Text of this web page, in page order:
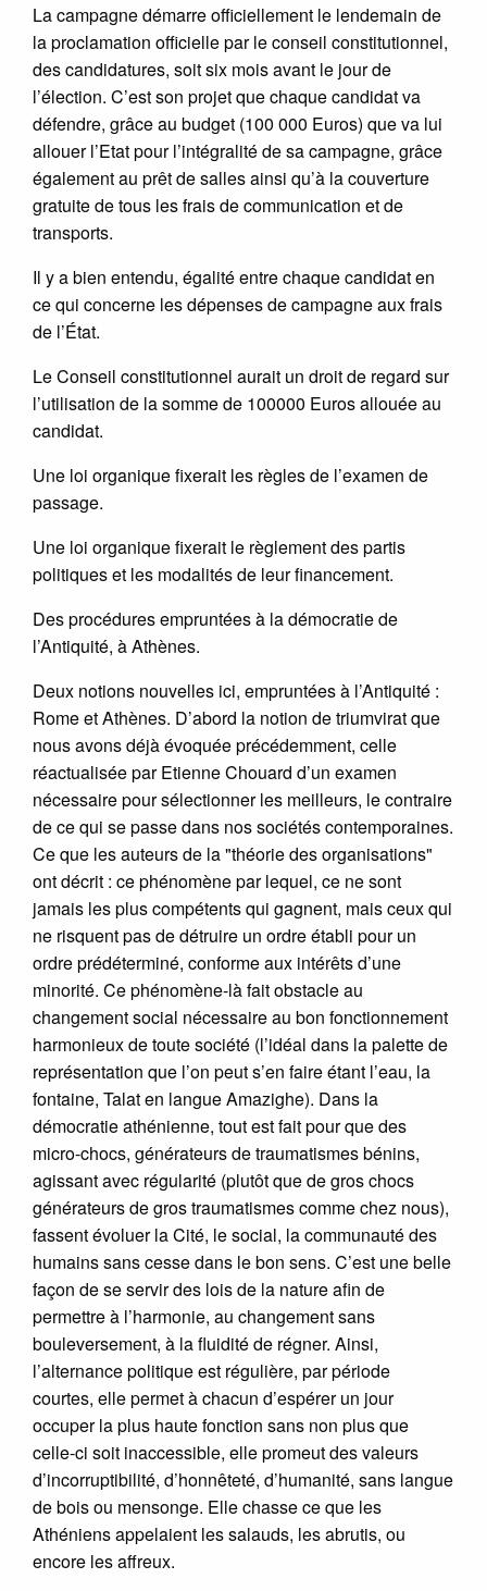
La campagne démarre officiellement le lendemain de
la proclamation officielle par le conseil constitutionnel,
des candidatures, soit six mois avant le jour de
l’élection. C’est son projet que chaque candidat va
défendre, grâce au budget (100 000 Euros) que va lui
allouer l’Etat pour l’intégralité de sa campagne, grâce
également au prêt de salles ainsi qu’à la couverture
gratuite de tous les frais de communication et de
transports.
Il y a bien entendu, égalité entre chaque candidat en
ce qui concerne les dépenses de campagne aux frais
de l’État.
Le Conseil constitutionnel aurait un droit de regard sur
l’utilisation de la somme de 100000 Euros allouée au
candidat.
Une loi organique fixerait les règles de l’examen de
passage.
Une loi organique fixerait le règlement des partis
politiques et les modalités de leur financement.
Des procédures empruntées à la démocratie de
l’Antiquité, à Athènes.
Deux notions nouvelles ici, empruntées à l’Antiquité :
Rome et Athènes. D’abord la notion de triumvirat que
nous avons déjà évoquée précédemment, celle
réactualisée par Etienne Chouard d’un examen
nécessaire pour sélectionner les meilleurs, le contraire
de ce qui se passe dans nos sociétés contemporaines.
Ce que les auteurs de la "théorie des organisations"
ont décrit : ce phénomène par lequel, ce ne sont
jamais les plus compétents qui gagnent, mais ceux qui
ne risquent pas de détruire un ordre établi pour un
ordre prédéterminé, conforme aux intérêts d’une
minorité. Ce phénomène-là fait obstacle au
changement social nécessaire au bon fonctionnement
harmonieux de toute société (l’idéal dans la palette de
représentation que l’on peut s’en faire étant l’eau, la
fontaine, Talat en langue Amazighe). Dans la
démocratie athénienne, tout est fait pour que des
micro-chocs, générateurs de traumatismes bénins,
agissant avec régularité (plutôt que de gros chocs
générateurs de gros traumatismes comme chez nous),
fassent évoluer la Cité, le social, la communauté des
humains sans cesse dans le bon sens. C’est une belle
façon de se servir des lois de la nature afin de
permettre à l’harmonie, au changement sans
bouleversement, à la fluidité de régner. Ainsi,
l’alternance politique est régulière, par période
courtes, elle permet à chacun d’espérer un jour
occuper la plus haute fonction sans non plus que
celle-ci soit inaccessible, elle promeut des valeurs
d’incorruptibilité, d’honnêteté, d’humanité, sans langue
de bois ou mensonge. Elle chasse ce que les
Athéniens appelaient les salauds, les abrutis, ou
encore les affreux.